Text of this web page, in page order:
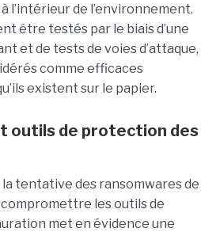
l’intérieur de l’environnement.
être testés par le biais d’une
et de tests de voies d’attaque,
comme efficaces
existent sur le papier.
outils de protection des
la tentative des ransomwares de
les outils de
met en évidence une